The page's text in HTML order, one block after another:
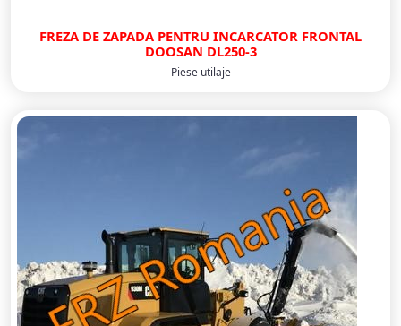
FREZA DE ZAPADA PENTRU INCARCATOR FRONTAL
DOOSAN DL250-3
Piese utilaje